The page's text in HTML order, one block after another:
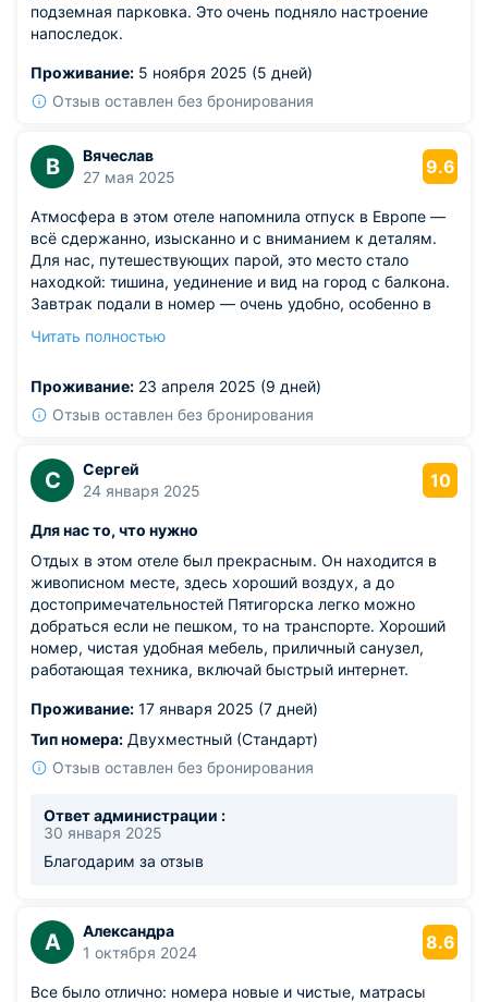
подземная парковка. Это очень подняло настроение
напоследок.
Проживание: 5 ноября 2025 (5 дней)
Отзыв оставлен без бронирования
В
Вячеслав
27 мая 2025
9.6
Атмосфера в этом отеле напомнила отпуск в Европе —
всё сдержанно, изысканно и с вниманием к деталям.
Для нас, путешествующих парой, это место стало
находкой: тишина, уединение и вид на город с балкона.
Завтрак подали в номер — очень удобно, особенно в
двора приятно удивило — видно, что за территорией
искренне, а не формально. Прогулка до главной аллеи
заняла меньше десяти минут, что тоже плюс. Номер
атмосферой.
Из недостатков: водонагреватель прогревался не
сразу.
Читать полностью
Проживание: 23 апреля 2025 (9 дней)
Отзыв оставлен без бронирования
С
Сергей
24 января 2025
10
Для нас то, что нужно
Отдых в этом отеле был прекрасным. Он находится в
живописном месте, здесь хороший воздух, а до
достопримечательностей Пятигорска легко можно
добраться если не пешком, то на транспорте. Хороший
номер, чистая удобная мебель, приличный санузел,
работающая техника, включай быстрый интернет.
Проживание: 17 января 2025 (7 дней)
Тип номера: Двухместный (Стандарт)
Отзыв оставлен без бронирования
Ответ администрации :
30 января 2025
Благодарим за отзыв
А
Александра
1 октября 2024
8.6
Все было отлично: номера новые и чистые, матрасы